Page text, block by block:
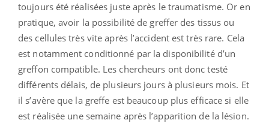
toujours été réalisées juste après le traumatisme. Or en
pratique, avoir la possibilité de greffer des tissus ou
des cellules très vite après l’accident est très rare. Cela
est notamment conditionné par la disponibilité d’un
greffon compatible. Les chercheurs ont donc testé
différents délais, de plusieurs jours à plusieurs mois. Et
il s’avère que la greffe est beaucoup plus efficace si elle
est réalisée une semaine après l’apparition de la lésion.